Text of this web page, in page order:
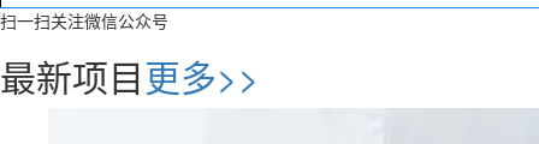
扫一扫关注微信公众号
最新项目更多>>